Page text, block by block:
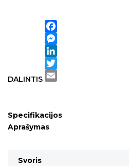
DALINTIS
Facebook
Messenger
LinkedIn
Twitter
Specifikacijos
Aprašymas
Svoris